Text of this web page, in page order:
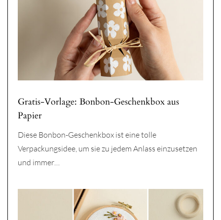
Gratis-Vorlage: Bonbon-Geschenkbox aus
Papier
Diese Bonbon-Geschenkbox ist eine tolle
Verpackungsidee, um sie zu jedem Anlass einzusetzen
und immer…